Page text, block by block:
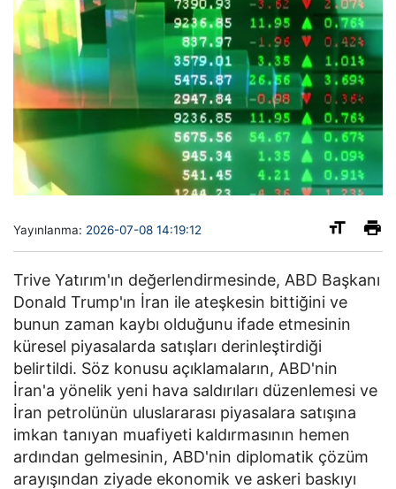
Yayınlanma: 2026-07-08 14:19:12
Trive Yatırım'ın değerlendirmesinde, ABD Başkanı
Donald Trump'ın İran ile ateşkesin bittiğini ve
bunun zaman kaybı olduğunu ifade etmesinin
küresel piyasalarda satışları derinleştirdiği
belirtildi. Söz konusu açıklamaların, ABD'nin
İran'a yönelik yeni hava saldırıları düzenlemesi ve
İran petrolünün uluslararası piyasalara satışına
imkan tanıyan muafiyeti kaldırmasının hemen
ardından gelmesinin, ABD'nin diplomatik çözüm
arayışından ziyade ekonomik ve askeri baskıyı